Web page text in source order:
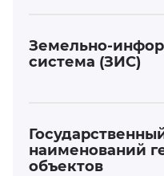
Земельно-
система (ЗИС)
наименований
объектов